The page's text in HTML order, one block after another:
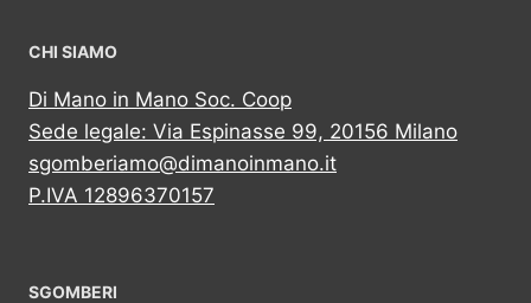
CHI SIAMO
Di Mano in Mano Soc. Coop
Sede legale: Via Espinasse 99, 20156 Milano
sgomberiamo@dimanoinmano.it
P.IVA 12896370157
SGOMBERI